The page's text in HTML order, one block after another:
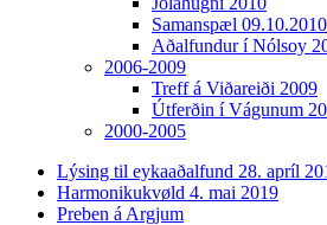
Samanspæl 09.10.2010
Aðalfundur í Nólsoy
2006-2009
Treff á Viðareiði 2009
Útferðin í Vágunum
2000-2005
Lýsing til eykaaðalfund 28. apríl
Harmonikukvøld 4. mai 2019
Preben á Argjum